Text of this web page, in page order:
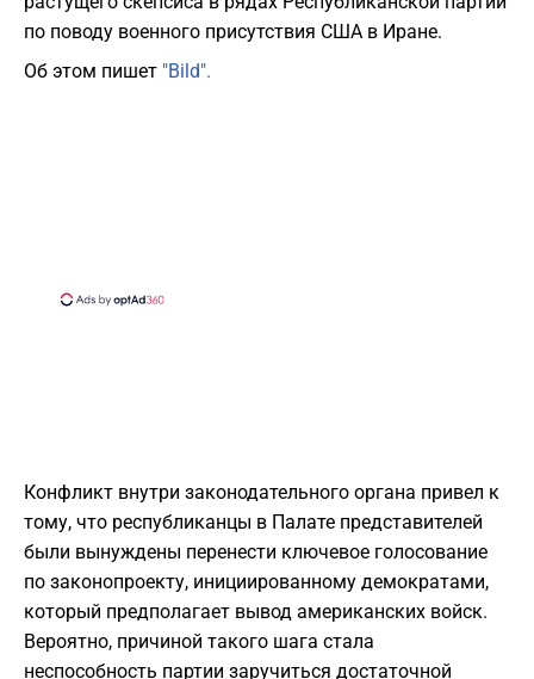
по поводу военного присутствия США в Иране.
Об этом пишет "Bild".
Конфликт внутри законодательного органа привел к
тому, что республиканцы в Палате представителей
были вынуждены перенести ключевое голосование
по законопроекту, инициированному демократами,
который предполагает вывод американских войск.
Вероятно, причиной такого шага стала
неспособность партии заручиться достаточной